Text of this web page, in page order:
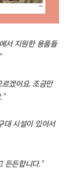
서 지원한 용품들
겠어요. 조금만
대 시설이 있어서
든든합니다.”